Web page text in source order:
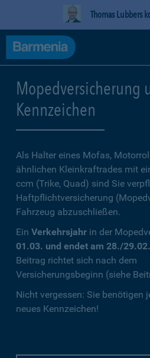
Thomas Lubbers
Mopedversicherung
Kennzeichen
Als Halter eines Mofas,
ähnlichen Kleinkraftrades mit
ccm (Trike, Quad) sind Sie
Haftpflichtversicherung
Fahrzeug abzuschließen.
Ein Verkehrsjahr in der
01.03. und endet am 28./
Beitrag richtet sich nach dem
Versicherungsbeginn (siehe
Nicht vergessen: Sie benötigen
neues Kennzeichen!